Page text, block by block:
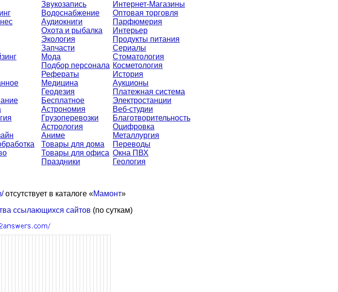
Звукозапись
Водоснабжение
Аудиокниги
Охота и рыбалка
Экология
Запчасти
Мода
Подбор персонала
Рефераты
Медицина
Геодезия
Бесплатное
Астрономия
Грузоперевозки
Астрология
Аниме
Товары для дома
Товары для офиса
Праздники
Интернет-Магазины
Оптовая торговля
Парфюмерия
Интерьер
Продукты питания
Сериалы
Стоматология
Косметология
История
Аукционы
Платежная система
Электростанции
Веб-студии
Благотворительность
Оцифровка
Металлургия
Переводы
Окна ПВХ
Геология
отсутствует в каталоге «Мамонт»
ссылающихся сайтов (по суткам)